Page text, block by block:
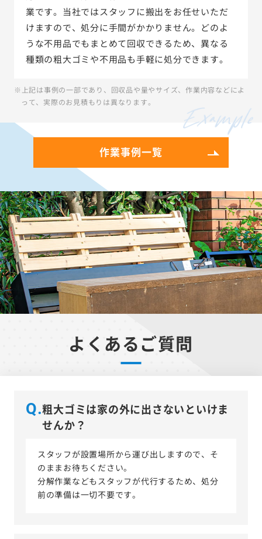
業です。当社ではスタッフに搬出をお任せいただ
けますので、処分に手間がかかりません。どのよ
うな不用品でもまとめて回収できるため、異なる
種類の粗大ゴミや不用品も手軽に処分できます。
※上記は事例の一部であり、回収品や量やサイズ、作業内容などによ
って、実際のお見積もりは異なります。
作業事例一覧
よくあるご質問
Q.粗大ゴミは家の外に出さないといけま
せんか？
スタッフが設置場所から運び出しますので、そ
のままお待ちください。
分解作業などもスタッフが代行するため、処分
前の準備は一切不要です。